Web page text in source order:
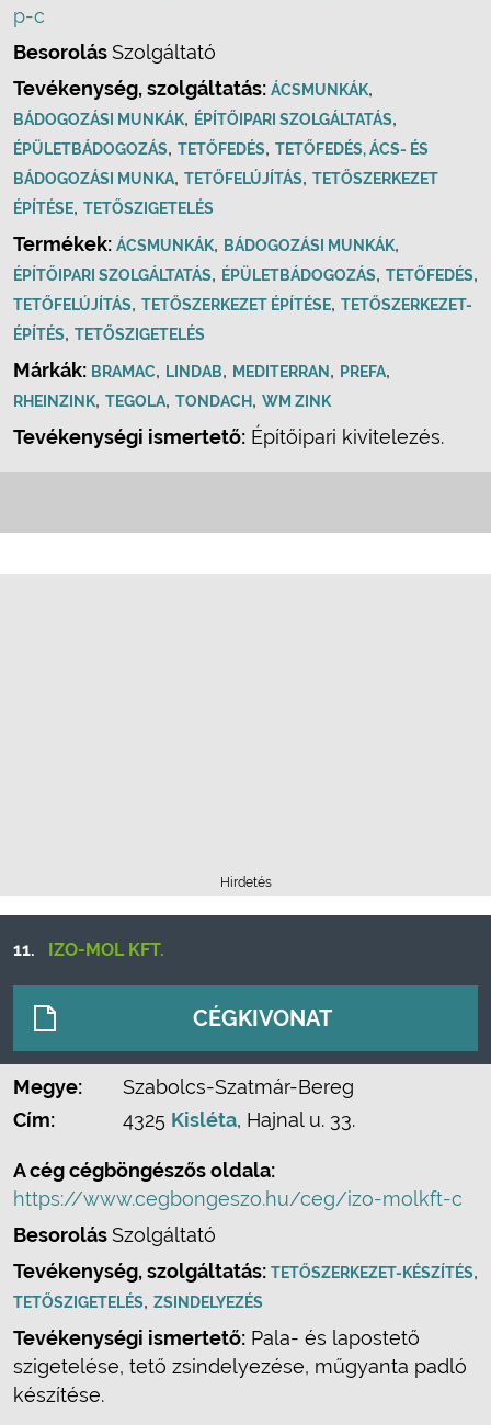
p-c
BesorolásSzolgáltató
Tevékenység, szolgáltatás: ÁCSMUNKÁK,
BÁDOGOZÁSI MUNKÁK, ÉPÍTŐIPARI SZOLGÁLTATÁS,
ÉPÜLETBÁDOGOZÁS, TETŐFEDÉS, TETŐFEDÉS, ÁCS- ÉS
BÁDOGOZÁSI MUNKA, TETŐFELÚJÍTÁS, TETŐSZERKEZET
ÉPÍTÉSE, TETŐSZIGETELÉS
Termékek: ÁCSMUNKÁK, BÁDOGOZÁSI MUNKÁK,
ÉPÍTŐIPARI SZOLGÁLTATÁS, ÉPÜLETBÁDOGOZÁS, TETŐFEDÉS,
TETŐFELÚJÍTÁS, TETŐSZERKEZET ÉPÍTÉSE, TETŐSZERKEZET-
ÉPÍTÉS, TETŐSZIGETELÉS
Márkák: BRAMAC, LINDAB, MEDITERRAN , PREFA,
RHEINZINK, TEGOLA, TONDACH, WM ZINK
Tevékenységi ismertető: Építőipari kivitelezés.
Hirdetés
11. IZO-MOL KFT.
CÉGKIVONAT
Megye:
Szabolcs-Szatmár-Bereg
Cím:
4325 Kisléta, Hajnal u. 33.
A cég cégböngészős oldala:
https://www.cegbongeszo.hu/ceg/izo-molkft-c
BesorolásSzolgáltató
Tevékenység, szolgáltatás: TETŐSZERKEZET-KÉSZÍTÉS,
TETŐSZIGETELÉS, ZSINDELYEZÉS
Tevékenységi ismertető: Pala- és lapostető
szigetelése, tető zsindelyezése, műgyanta padló
készítése.